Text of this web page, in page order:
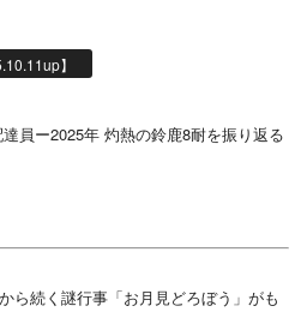
】
員ー2025年 灼熱の鈴鹿8耐を振り返る
ら続く謎行事「お月見どろぼう」がも